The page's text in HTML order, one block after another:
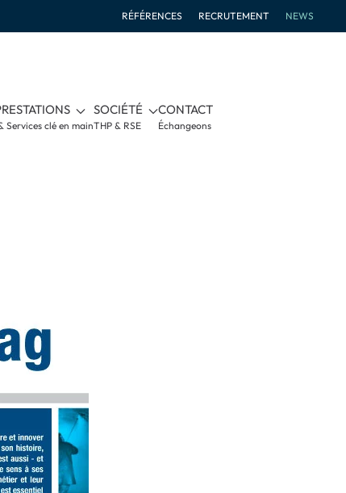
RÉFÉRENCES RECRUTEMENT NEWS
Services clé en main
SOCIÉTÉ
THP & RSE
CONTACT
Échangeons